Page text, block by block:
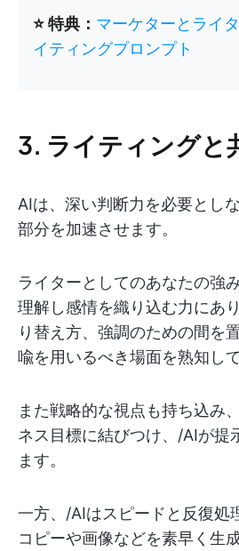
⭐ 特典： マーケターとライ
イティングプロンプト
3. ライティングと
AIは、深い判断力を必要とし
部分を加速させます。
ライターとしてのあなたの強
理解し感情を織り込む力にあ
り替え方、強調のための間を
喩を用いるべき場面を熟知して
また戦略的な視点も持ち込み
ネス目標に結びつけ、/AIが提
ます。
一方、/AIはスピードと反復処
コピーや画像などを素早く生